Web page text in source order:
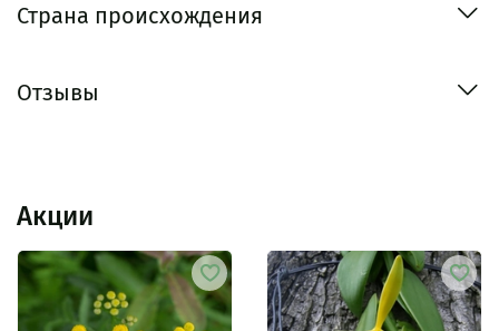
Страна происхождения
Отзывы
Акции